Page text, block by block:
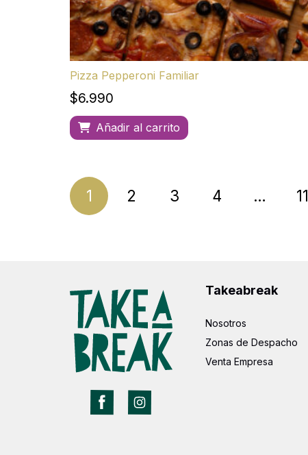
Pizza Pepperoni Familiar
$6.990
Añadir al carrito
Navegación
de
1 2 3 4 … 11
Takeabreak
Nosotros
Zonas de Despacho
Venta Empresa